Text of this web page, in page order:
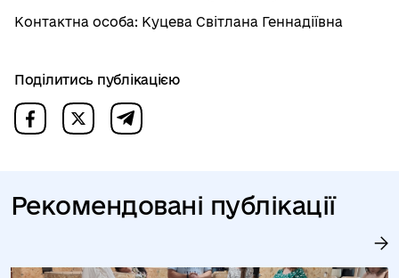
Контактна особа: Куцева Світлана Геннадіївна
Поділитись публікацією
Рекомендовані публікації